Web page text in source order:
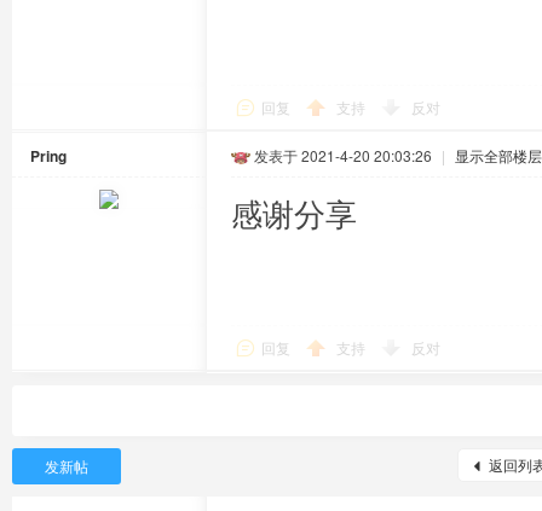
回复 支持 反对
Pring 发表于 2021-4-20 20:03:26 | 显示全部楼层
感谢分享
回复 支持 反对
返回列
发新帖